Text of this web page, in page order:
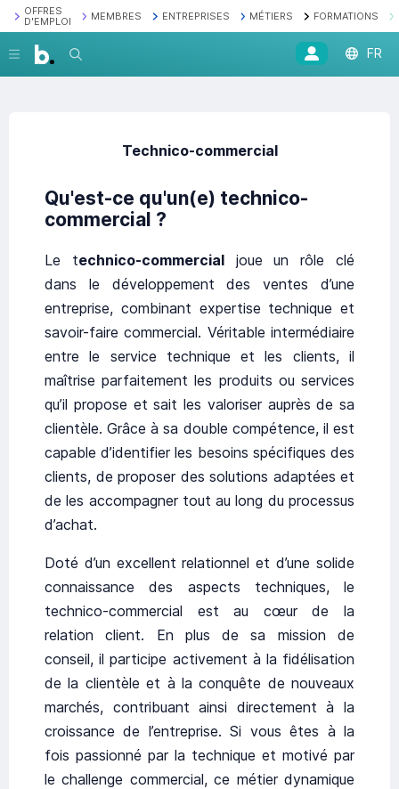
OFFRES
D'EMPLOI
MEMBRES ENTREPRISES MÉTIERS FORMATIONS
Recherche FR
Technico-commercial
Qu'est-ce qu'un(e) technico-
commercial ?
Le technico-commercialjoue un rôle clé
dans le développement des ventes d’une
entreprise, combinant expertise technique et
savoir-faire commercial. Véritable intermédiaire
entre le service technique et les clients, il
maîtrise parfaitement les produits ou services
qu’il propose et sait les valoriser auprès de sa
clientèle. Grâce à sa double compétence, il est
capable d’identifier les besoins spécifiques des
clients, de proposer des solutions adaptées et
de les accompagner tout au long du processus
d’achat.
Doté d’un excellent relationnel et d’une solide
connaissance des aspects techniques, le
technico-commercial est au cœur de la
relation client. En plus de sa mission de
conseil, il participe activement à la fidélisation
de la clientèle et à la conquête de nouveaux
marchés, contribuant ainsi directement à la
croissance de l’entreprise. Si vous êtes à la
fois passionné par la technique et motivé par
le challenge commercial, ce métier dynamique